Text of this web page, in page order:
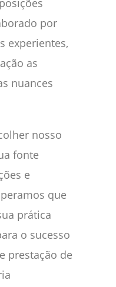
por
experientes,
as
nuances
nosso
fonte
e
que
prática
o sucesso
prestação de